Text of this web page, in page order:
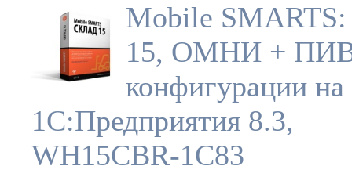
Mobile
15, ОМНИ +
конфигурации на
1С:Предприятия 8.3,
WH15CBR-1C83